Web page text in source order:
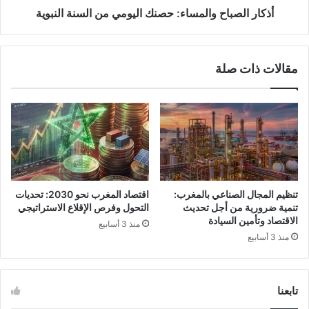
مختلف برامج الدعم المشتتة سابقاً في آلية موحدة
تعتمد على المعطيات الدقيقة للأسر. هذا التحول
يضمن وصول الدعم المالي المباشر إلى الفئات
الهشة والفقيرة والمتوسطة التي تأثرت بالظروف
الاقتصادية، وذلك عبر آليات تقنية حديثة وسجلات
وطنية موحدة.
2. ما هو نظام الدعم الاجتماعي
المباشر؟
نظام الدعم الاجتماعي المباشر هو برنامج وطني
يهدف إلى تحسين المستوى المعيشي للأسر،
أذكار الصباح والمساء: حصنك اليومي من السنة النبوية
مقالات ذات صلة
تنظيم المجال الصناعي بالمغرب:
تنمية ضرورية من أجل تحديث
الاقتصاد وتأمين السيادة
منذ 3 أسابيع
اقتصاد المغرب نحو 2030: تحديات
التحول وفرص الإقلاع الاستراتيجي
منذ 3 أسابيع
تابعنا